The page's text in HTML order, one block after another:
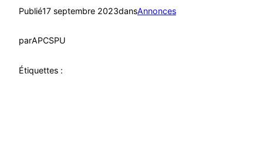
Publié17 septembre 2023dansAnnonces
parAPCSPU
Étiquettes :